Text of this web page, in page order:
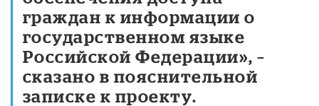
граждан к информации о
государственном языке
Российской Федерации», –
сказано в пояснительной
записке к проекту.